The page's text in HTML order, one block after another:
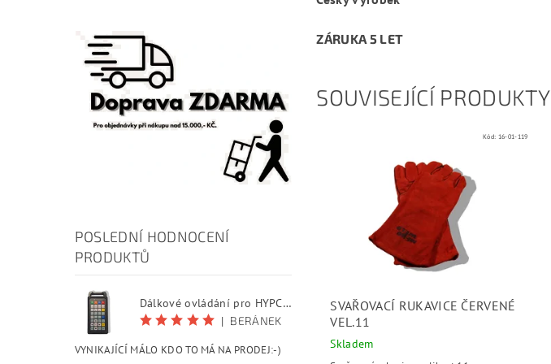
POSLEDNÍ HODNOCENÍ
PRODUKTŮ
Dálkové ovládání pro HYPCUT software
| BERÁNEK
VYNIKAJÍCÍ MÁLO KDO TO MÁ NA PRODEJ:-)
ZÁRUKA 5 LET
SOUVISEJÍCÍ PRODUKTY
Kód: 16-01-119
SVAŘOVACÍ RUKAVICE ČERVENÉ
VEL.11
Skladem